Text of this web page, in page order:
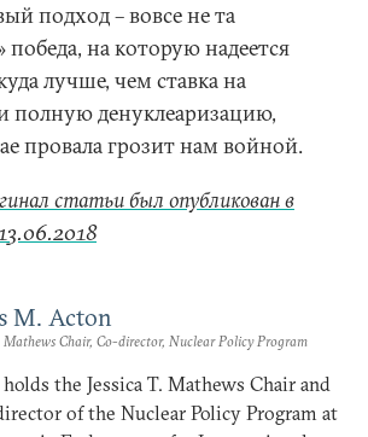
подход – вовсе не та
победа, на которую надеется
лучше, чем ставка на
полную денуклеаризацию,
провала грозит нам войной.
статьи был опубликован в
M. Acton
Mathews Chair, Co-director, Nuclear Policy Program
the Jessica T. Mathews Chair and
of the Nuclear Policy Program at